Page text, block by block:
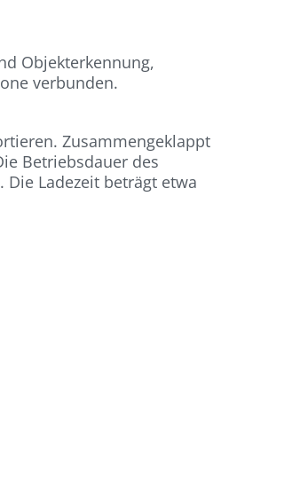
Objekterkennung,
verbunden.
Zusammengeklappt
Betriebsdauer des
Die Ladezeit beträgt etwa